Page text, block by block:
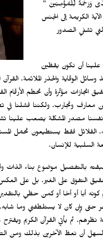
وَرَحْمَةٌ لِّلْمُؤْمِنِينَ ”
هذه الآية الكريمة إلى الجنس
تشفي الصدور
علينا أن نكون يقظين
الوقاية والحذر الملائمة. القرآن
انجازات مؤثّرة وأن نحطم الأرقام
وتجارب. ولكننا فشلنا في
مصدر المشكلة يصعب
القلائل فقط يستطيعون تحمّل
السلبية للإنسان.
بالتفصيل موضوع بناء الذات
التفوق على الغير. بل على
أبا أو أخا أو كمن حظي بالتقدير
الآخر حتى وإن كان لا يستلطفني
ثم يأتي القرآن الكريم ويقترح
من السهل أن نعظ الآخرين بذلك